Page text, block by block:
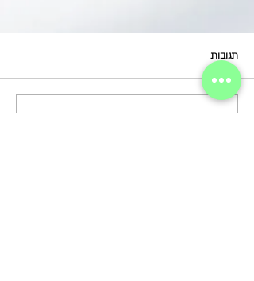
יום אחר / לאה בן שלמה
תגובות